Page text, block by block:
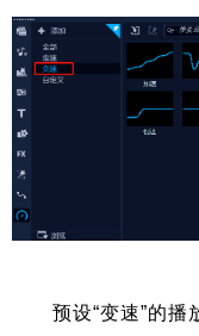
预设“变速”的播